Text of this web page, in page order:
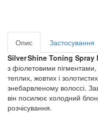
Опис Застосування
Silver Shine Toning Spray
з фіолетовими
теплих, жовтих і
знебарвленому волоссі.
він посилює холодний
розчісування.